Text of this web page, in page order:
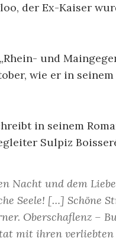
der Ex-Kaiser
und
wie er in
in seinem
Sulpiz
und dem
Seele! […] Schöne
Oberschaflenz –
mit ihren verliebten